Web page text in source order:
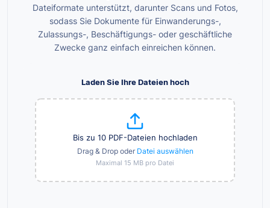
Dateiformate unterstützt, darunter Scans und Fotos,
sodass Sie Dokumente für Einwanderungs-,
Zulassungs-, Beschäftigungs- oder geschäftliche
Zwecke ganz einfach einreichen können.
Laden Sie Ihre Dateien hoch
Bis zu 10 PDF-Dateien hochladen
Drag & Drop oder Datei auswählen
Maximal 15 MB pro Datei